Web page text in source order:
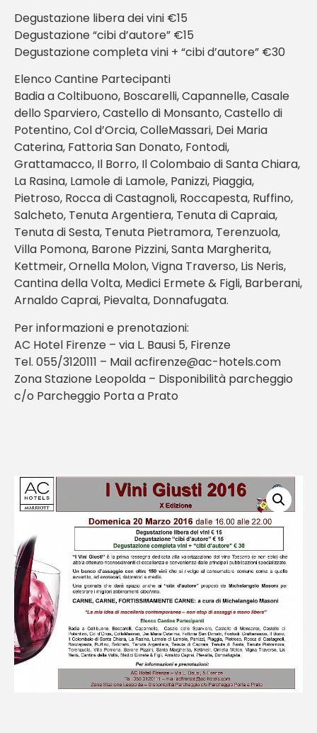
Degustazione libera dei vini €15
Degustazione “cibi d’autore” €15
Degustazione completa vini + “cibi d’autore” €30
Elenco Cantine Partecipanti
Badia a Coltibuono, Boscarelli, Capannelle, Casale
dello Sparviero, Castello di Monsanto, Castello di
Potentino, Col d’Orcia, ColleMassari, Dei Maria
Caterina, Fattoria San Donato, Fontodi,
Grattamacco, Il Borro, Il Colombaio di Santa Chiara,
La Rasina, Lamole di Lamole, Panizzi, Piaggia,
Pietroso, Rocca di Castagnoli, Roccapesta, Ruffino,
Salcheto, Tenuta Argentiera, Tenuta di Capraia,
Tenuta di Sesta, Tenuta Pietramora, Terenzuola,
Villa Pomona, Barone Pizzini, Santa Margherita,
Kettmeir, Ornella Molon, Vigna Traverso, Lis Neris,
Cantina della Volta, Medici Ermete & Figli, Barberani,
Arnaldo Caprai, Pievalta, Donnafugata.
Per informazioni e prenotazioni:
AC Hotel Firenze – via L. Bausi 5, Firenze
Tel. 055/3120111 – Mail acfirenze@ac-hotels.com
Zona Stazione Leopolda – Disponibilità parcheggio
c/o Parcheggio Porta a Prato